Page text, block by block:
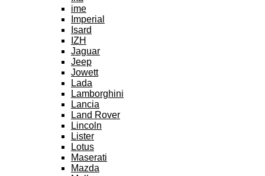
ime
Imperial
Isard
IZH
Jaguar
Jeep
Jowett
Lada
Lamborghini
Lancia
Land Rover
Lincoln
Lister
Lotus
Maserati
Mazda